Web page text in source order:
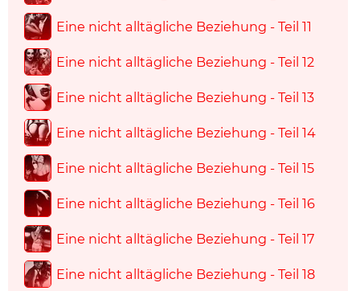
Eine nicht alltägliche Beziehung - Teil 11
Eine nicht alltägliche Beziehung - Teil 12
Eine nicht alltägliche Beziehung - Teil 13
Eine nicht alltägliche Beziehung - Teil 14
Eine nicht alltägliche Beziehung - Teil 15
Eine nicht alltägliche Beziehung - Teil 16
Eine nicht alltägliche Beziehung - Teil 17
Eine nicht alltägliche Beziehung - Teil 18